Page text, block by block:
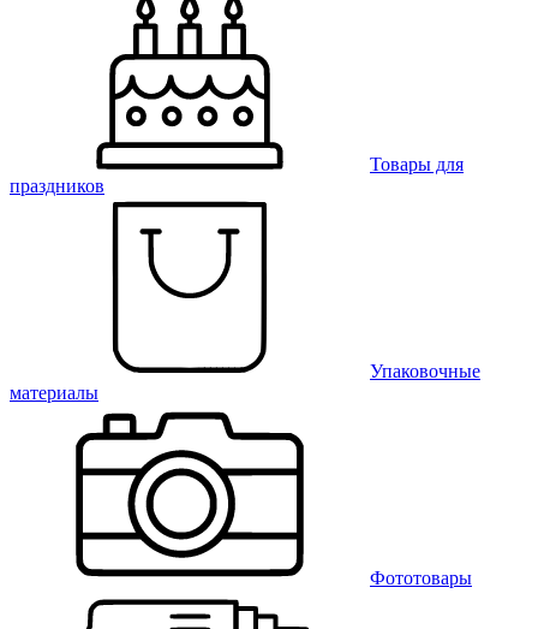
Товары для
праздников
Упаковочные
материалы
Фототовары